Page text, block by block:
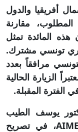
أفريقيا والدول
مقارنة
هذه المائدة تمثل
تونسي مشترك.
مرافقاً بعدد
الزيارة الحالية
الفترة المقبلة.
يوسف الطيب
الكردفاني، المدير التنفيذي لمركز AIMEC، في تصريح